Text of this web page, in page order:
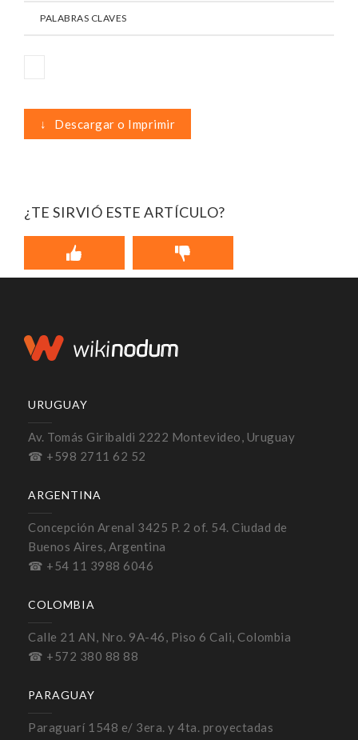
PALABRAS CLAVES
↓ Descargar o Imprimir
¿TE SIRVIÓ ESTE ARTÍCULO?
URUGUAY
Av. Tomás Giribaldi 2222 Montevideo, Uruguay
☎ +598 2711 62 52
ARGENTINA
Concepción Arenal 3425 P. 2 of. 54. Ciudad de
Buenos Aires, Argentina
☎ +54 11 3988 6046
COLOMBIA
Calle 21 AN, Nro. 9A-46, Piso 6 Cali, Colombia
☎ +572 380 88 88
PARAGUAY
Paraguarí 1548 e/ 3era. y 4ta. proyectadas